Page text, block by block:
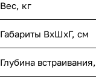
Вес, кг
Габариты ВхШхГ, cм
Глубина